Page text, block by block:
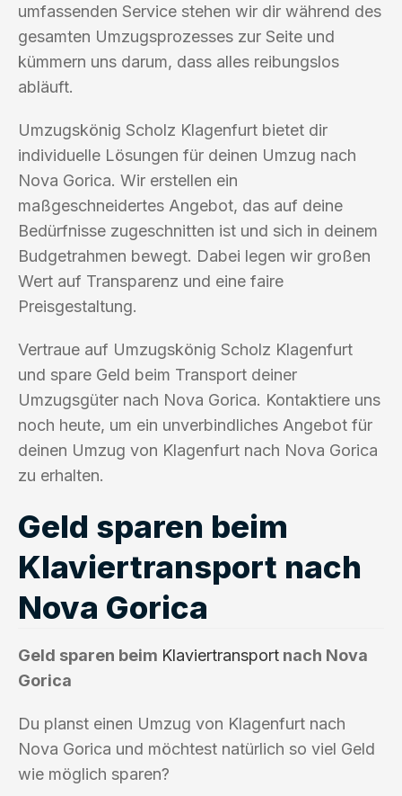
umfassenden Service stehen wir dir während des
gesamten Umzugsprozesses zur Seite und
kümmern uns darum, dass alles reibungslos
abläuft.
Umzugskönig Scholz Klagenfurt bietet dir
individuelle Lösungen für deinen Umzug nach
Nova Gorica. Wir erstellen ein
maßgeschneidertes Angebot, das auf deine
Bedürfnisse zugeschnitten ist und sich in deinem
Budgetrahmen bewegt. Dabei legen wir großen
Wert auf Transparenz und eine faire
Preisgestaltung.
Vertraue auf Umzugskönig Scholz Klagenfurt
und spare Geld beim Transport deiner
Umzugsgüter nach Nova Gorica. Kontaktiere uns
noch heute, um ein unverbindliches Angebot für
deinen Umzug von Klagenfurt nach Nova Gorica
zu erhalten.
Geld sparen beim
Klaviertransport nach
Nova Gorica
Geld sparen beim Klaviertransport nach Nova
Gorica
Du planst einen Umzug von Klagenfurt nach
Nova Gorica und möchtest natürlich so viel Geld
wie möglich sparen?